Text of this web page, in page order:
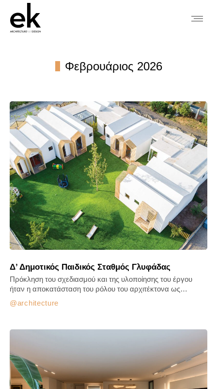
Φεβρουάριος 2026
Δ’ Δημοτικός Παιδικός Σταθμός Γλυφάδας
architecture
Πρόκληση του σχεδιασμού και της υλοποίησης του έργου
ήταν η αποκατάσταση του ρόλου του αρχιτέκτονα ως…